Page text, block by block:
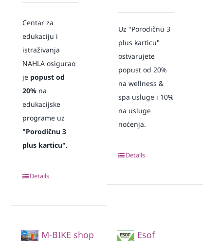
Centar za
edukaciju i
istraživanja
NAHLA osigurao
je popust od
20% na
edukacijske
programe uz
"Porodičnu 3
plus karticu".
Details
Uz "Porodičnu 3
plus karticu"
ostvarujete
popust od 20%
na wellness &
spa usluge i 10%
na usluge
noćenja.
Details
M-BIKE shop Esof